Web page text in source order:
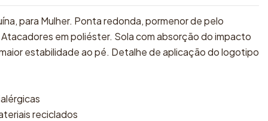
para Mulher. Ponta redonda, pormenor de pelo
em poliéster. Sola com absorção do impacto
estabilidade ao pé. Detalhe de aplicação do logotipo
reciclados